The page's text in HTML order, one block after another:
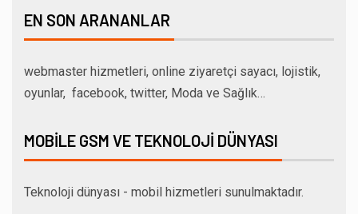
EN SON ARANANLAR
webmaster hizmetleri, online ziyaretçi sayacı, lojistik,
oyunlar, facebook, twitter, Moda ve Sağlık…
MOBILE GSM VE TEKNOLOJI DÜNYASI
Teknoloji dünyası - mobil hizmetleri sunulmaktadır.